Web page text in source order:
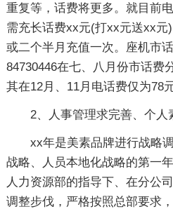
重复等，话费将更多。就目前
需充长话费xx元(打xx元送xx元
或二个半月充值一次。座机市
84730446在七、八月份市话费
其在12月、11月电话费仅为78
2、人事管理求完善、个人
xx年是美素品牌进行战略
战略、人员本地化战略的第一
人力资源部的指导下、在分公
调整步伐，严格按照总部要求